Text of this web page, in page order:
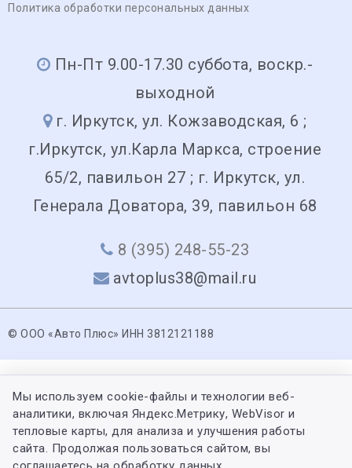
Политика обработки персональных данных
Пн-Пт 9.00-17.30 суббота, воскр.-
выходной
г. Иркутск, ул. Кожзаводская, 6 ;
г.Иркутск, ул.Карла Маркса, строение
65/2, павильон 27 ; г. Иркутск, ул.
Генерала Доватора, 39, павильон 68
8 (395) 248-55-23
avtoplus38@mail.ru
© ООО «Авто Плюс» ИНН 3812121188
Мы используем cookie-файлы и технологии веб-
аналитики, включая Яндекс.Метрику, WebVisor и
тепловые карты, для анализа и улучшения работы
сайта. Продолжая пользоваться сайтом, вы